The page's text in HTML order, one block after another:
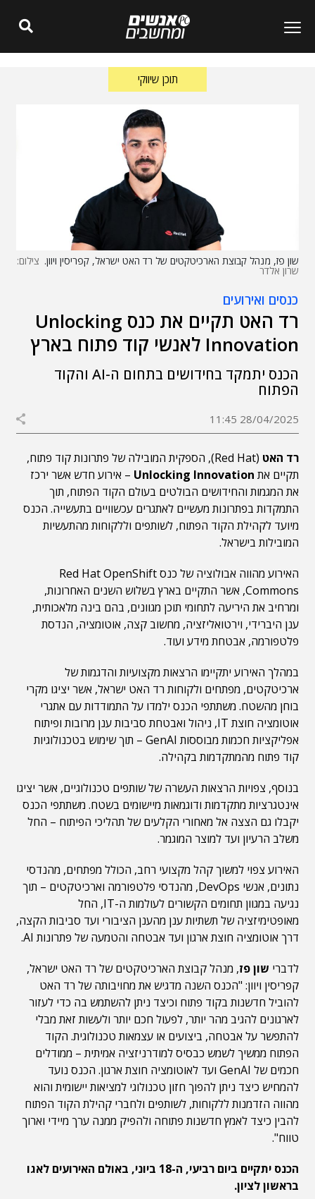
תוכן שיווקי
שון פז, מנהל קבוצת הארכיטקטים של רד האט ישראל, קפריסין ויוון. צילום:
שרון אלדר
כנסים ואירועים
רד האט תקיים את כנס Unlocking
Innovation לאנשי קוד פתוח בארץ
הכנס יתמקד בחידושים בתחום ה-AI והקוד
הפתוח
28/04/2025 11:45
רד האט
(Red Hat), הספקית המובילה של פתרונות קוד פתוח,
תקיים את Unlocking Innovation – אירוע חדש אשר ירכז
את המגמות והחידושים הבולטים בעולם הקוד הפתוח, תוך
התמקדות בפתרונות מעשיים לאתגרים עכשוויים בתעשייה. הכנס
מיועד לקהילת הקוד הפתוח, לשותפים וללקוחות מהתעשיות
המובילות בישראל.
האירוע מהווה אבולוציה של כנס Red Hat OpenShift
Commons, אשר התקיים בארץ בשלוש השנים האחרונות,
ומרחיב את היריעה לתחומי תוכן מגוונים, בהם בינה מלאכותית,
ענן היברידי, וירטואליזציה, מחשוב קצה, אוטומציה, הנדסת
פלטפורמה, אבטחת מידע ועוד.
במהלך האירוע יתקיימו הרצאות מקצועיות והדגמות של
ארכיטקטים, מפתחים ולקוחות רד האט ישראל, אשר יציגו מקרי
בוחן מהשטח. משתתפי הכנס ילמדו על התמודדות עם אתגרי
אוטומציה חוצת IT, ניהול ואבטחת סביבות ענן מרובות ופיתוח
אפליקציות חכמות מבוססות GenAI – תוך שימוש בטכנולוגיות
קוד פתוח מהמתקדמות בקהילה.
בנוסף, צפויות הרצאות העשרה של שותפים טכנולוגיים, אשר יציגו
אינטגרציות מתקדמות ודוגמאות מיישומים בשטח. משתתפי הכנס
יקבלו גם הצצה אל מאחורי הקלעים של תהליכי הפיתוח – החל
משלב הרעיון ועד למוצר המוגמר.
האירוע צפוי למשוך קהל מקצועי רחב, הכולל מפתחים, מהנדסי
נתונים, אנשי DevOps, מהנדסי פלטפורמה וארכיטקטים – תוך
נגיעה במגוון תחומים הקשורים לעולמות ה-IT, החל
מאופטימיזציה של תשתיות ענן מהענן הציבורי ועד סביבות הקצה,
דרך אוטומציה חוצת ארגון ועד אבטחה והטמעה של פתרונות AI.
לדברי שון פז, מנהל קבוצת הארכיטקטים של רד האט ישראל,
קפריסין ויוון: "הכנס השנה מדגיש את מחויבותה של רד האט
להוביל חדשנות בקוד פתוח וכיצד ניתן להשתמש בה כדי לעזור
לארגונים להגיב מהר יותר, לפעול חכם יותר ולעשות זאת מבלי
להתפשר על אבטחה, ביצועים או עצמאות טכנולוגית. הקוד
הפתוח ממשיך לשמש כבסיס למודרניזציה אמיתית – ממודלים
חכמים של GenAI ועד לאוטומציה חוצת ארגון. הכנס נועד
להמחיש כיצד ניתן להפוך חזון טכנולוגי למציאות יישומית והוא
מהווה הזדמנות ללקוחות, לשותפים ולחברי קהילת הקוד הפתוח
להבין כיצד לאמץ חדשנות פתוחה ולהפיק ממנה ערך מיידי וארוך
טווח".
הכנס יתקיים ביום רביעי, ה-18 ביוני, באולם האירועים לאגו
בראשון לציון.